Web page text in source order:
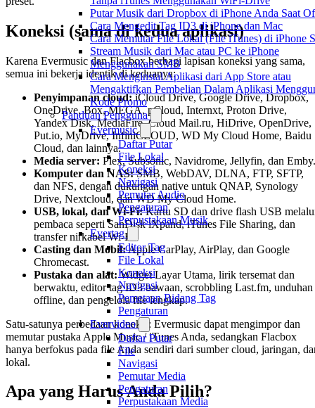
Putar Musik dari Dropbox di iPhone Anda Saat
Cara Mengedit Tag ID3 di iPhone dan Mac
Cara Memutar File Lokal (File iTunes) di iPhone
Stream Musik dari Mac atau PC ke iPhone
Menggunakan SMB
Cara Menginstal Aplikasi dari App Store atau
Mengaktifkan Pembelian Dalam Aplikasi
Kode Promo
Panduan Pengguna
Evermusic
Daftar Putar
File Lokal
Koneksi
Navigasi
Pemutar Audio
Pengaturan
Perpustakaan Musik
Evertag
Editor Tag
File Lokal
Koneksi
Navigasi
Pemetaan Bidang Tag
Pengaturan
Evervideo
Daftar Putar
File
Navigasi
Pemutar Media
Pengaturan
Perpustakaan Media
Koneksi (sama di kedua aplikasi)
Karena Evermusic dan Flacbox berbagi lapisan koneksi yang sama,
semua ini bekerja identik di keduanya:
Penyimpanan cloud:iCloud Drive, Google Drive, Dropbox,
OneDrive, Box, MEGA, pCloud, Internxt, Proton Drive,
Yandex Disk, MediaFire, Cloud Mail.ru, HiDrive, OpenDrive,
Put.io, MyDrive, InfiniCLOUD, WD My Cloud Home, Baidu
Cloud, dan lainnya.
Media server: Plex, Subsonic, Navidrome, Jellyfin, dan Emby.
Komputer dan NAS:SMB, WebDAV, DLNA, FTP, SFTP,
dan NFS, dengan dukungan native untuk QNAP, Synology
Drive, Nextcloud, dan WD My Cloud Home.
USB, lokal, dan Wi-Fi:Kartu SD dan drive flash USB
pembaca seperti SanDisk iXpand, iTunes File Sharing, dan
transfer nirkabel Wi-Fi.
Casting dan Mobil:Apple CarPlay, AirPlay, dan Google
Chromecast.
Pustaka dan alat:Widget Layar Utama, lirik tersemat dan
berwaktu, editor tag ID3 bawaan, scrobbling Last.fm, unduhan
offline, dan pengelola file lengkap.
Satu-satunya perbedaan koneksi: Evermusic dapat mengimpor dan
memutar pustaka Apple Music / iTunes Anda, sedangkan Flacbox
hanya berfokus pada file Anda sendiri dari sumber cloud, jaringan,
lokal.
Apa yang Harus Anda Pilih?